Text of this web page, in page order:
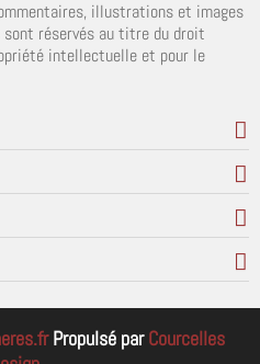
illustrations et images
réservés au titre du droit
intellectuelle et pour le
Propulsé parCourcelles